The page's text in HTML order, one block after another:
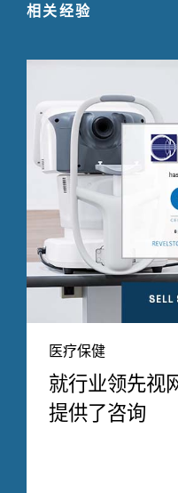
相关经验
医疗保健
就行业领先视
提供了咨询